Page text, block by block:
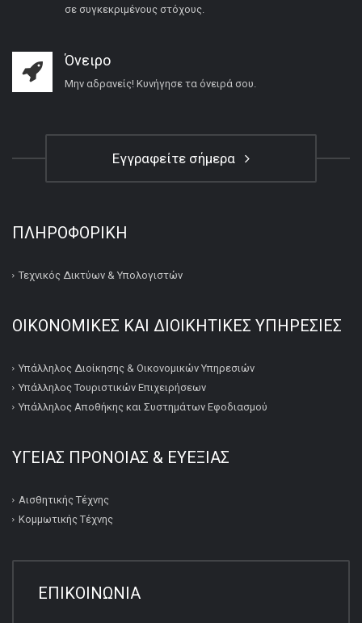
σε συγκεκριμένους στόχους.
Όνειρο
Μην αδρανείς! Κυνήγησε τα όνειρά σου.
Εγγραφείτε σήμερα
ΠΛΗΡΟΦΟΡΙΚΉ
Τεχνικός Δικτύων & Υπολογιστών
ΟΙΚΟΝΟΜΙΚΕΣ ΚΑΙ ΔΙΟΙΚΗΤΙΚΕΣ ΥΠΗΡΕΣΙΕΣ
Υπάλληλος Διοίκησης & Οικονομικών Υπηρεσιών
Υπάλληλος Τουριστικών Επιχειρήσεων
Υπάλληλος Αποθήκης και Συστημάτων Εφοδιασμού
ΥΓΕΙΑΣ ΠΡΟΝΟΙΑΣ & ΕΥΕΞΙΑΣ
Αισθητικής Τέχνης
Κομμωτικής Τέχνης
ΕΠΙΚΟΙΝΩΝΙΑ